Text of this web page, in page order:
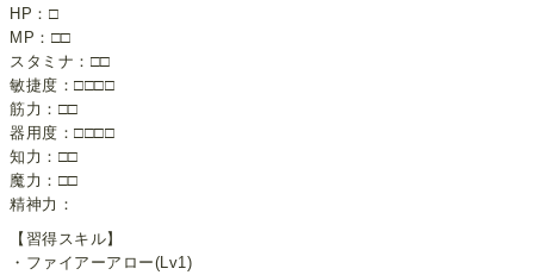
HP：□
MP：□□
スタミナ：□□
敏捷度：□□□□
筋力：□□
器用度：□□□□
知力：□□
魔力：□□
精神力：
【習得スキル】
・ファイアーアロー(Lv1)